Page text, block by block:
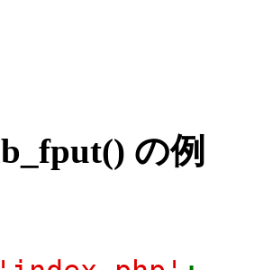
の例